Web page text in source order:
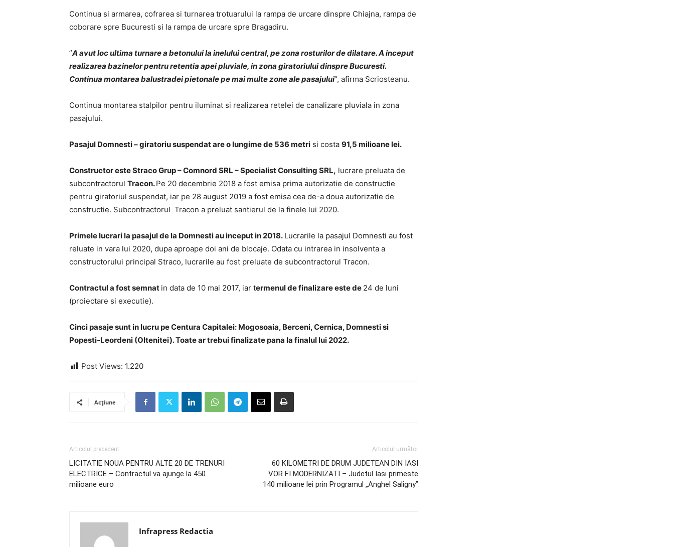
Continua si armarea, cofrarea si turnarea trotuarului la rampa de urcare dinspre Chiajna, rampa de
coborare spre Bucuresti si la rampa de urcare spre Bragadiru.
”A avut loc ultima turnare a betonului la inelului central, pe zona rosturilor de dilatare. A inceput
realizarea bazinelor pentru retentia apei pluviale, in zona giratoriului dinspre Bucuresti.
Continua montarea balustradei pietonale pe mai multe zone ale pasajului”, afirma Scriosteanu.
Continua montarea stalpilor pentru iluminat si realizarea retelei de canalizare pluviala in zona
pasajului.
Pasajul Domnesti – giratoriu suspendat are o lungime de 536 metri si costa 91,5 milioane lei.
Constructor este Straco Grup – Comnord SRL – Specialist Consulting SRL, lucrare preluata de
subcontractorul Tracon.Pe 20 decembrie 2018 a fost emisa prima autorizatie de constructie
pentru giratoriul suspendat, iar pe 28 august 2019 a fost emisa cea de-a doua autorizatie de
constructie. Subcontractorul Tracon a preluat santierul de la finele lui 2020.
Primele lucrari la pasajul de la Domnesti au inceput in 2018. Lucrarile la pasajul Domnesti au fost
reluate in vara lui 2020, dupa aproape doi ani de blocaje. Odata cu intrarea in insolventa a
constructorului principal Straco, lucrarile au fost preluate de subcontractorul Tracon.
Contractul a fost semnat in data de 10 mai 2017, iar termenul de finalizare este de 24 de luni
(proiectare si executie).
Cinci pasaje sunt in lucru pe Centura Capitalei: Mogosoaia, Berceni, Cernica, Domnesti si
Popesti-Leordeni (Oltenitei). Toate ar trebui finalizate pana la finalul lui 2022.
Post Views: 1.220
Acțiune
Articolul precedent
LICITATIE NOUA PENTRU ALTE 20 DE TRENURI
ELECTRICE – Contractul va ajunge la 450
milioane euro
Articolul următor
60 KILOMETRI DE DRUM JUDETEAN DIN IASI
VOR FI MODERNIZATI – Judetul Iasi primeste
140 milioane lei prin Programul „Anghel Saligny”
Infrapress Redactia